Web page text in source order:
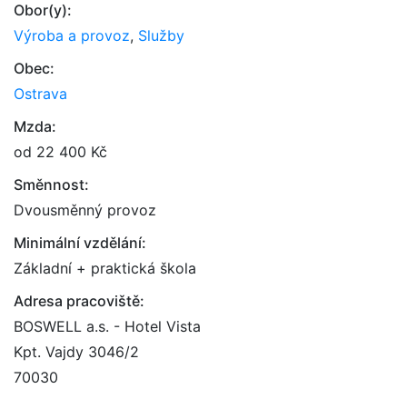
Obor(y):
Výroba a provoz, Služby
Obec:
Ostrava
Mzda:
od 22 400 Kč
Směnnost:
Dvousměnný provoz
Minimální vzdělání:
Základní + praktická škola
Adresa pracoviště:
BOSWELL a.s. - Hotel Vista
Kpt. Vajdy 3046/2
70030